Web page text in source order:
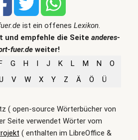
ist ein offenes Lexikon.
und empfehle die Seite anderes-
fuer.de weiter!
G H I J K L M N
O
V W X Y Z Ä Ö Ü
( open-source Wörterbücher von
Seite verwendet Wörter vom
( enthalten im LibreOffice &